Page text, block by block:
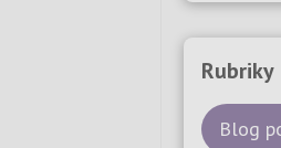
Rubriky
Blog